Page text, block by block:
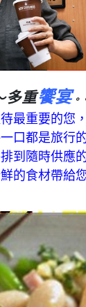
多重饗宴 。
最重要的您
口都是旅行
到隨時供應
的食材帶給